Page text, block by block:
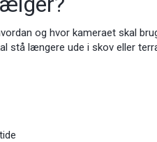
og hvor kameraet skal
stå længere ude i skov eller